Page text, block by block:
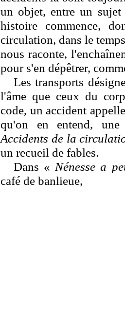
un objet, entre un
histoire commence,
circulation, dans le
nous raconte,
pour s'en dépêtrer,
Les transports
l'âme que ceux du
code, un accident
qu'on en entend,
Accidents de la
un recueil de fables.
Dans « Nénesse a
café de banlieue,